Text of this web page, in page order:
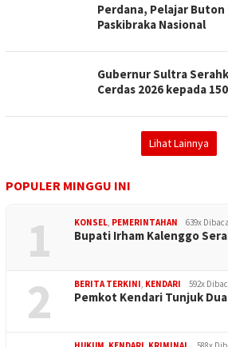
Perdana, Pelajar
Paskibraka Nasional
Gubernur Sultra
Cerdas 2026 kepada
Lihat Lainnya
POPULER MINGGU INI
1 KONSEL, PEMERINTAHAN 639x Dibaca
Bupati Irham Kalenggo
2 BERITA TERKINI, KENDARI 592x
Pemkot Kendari Tunjuk